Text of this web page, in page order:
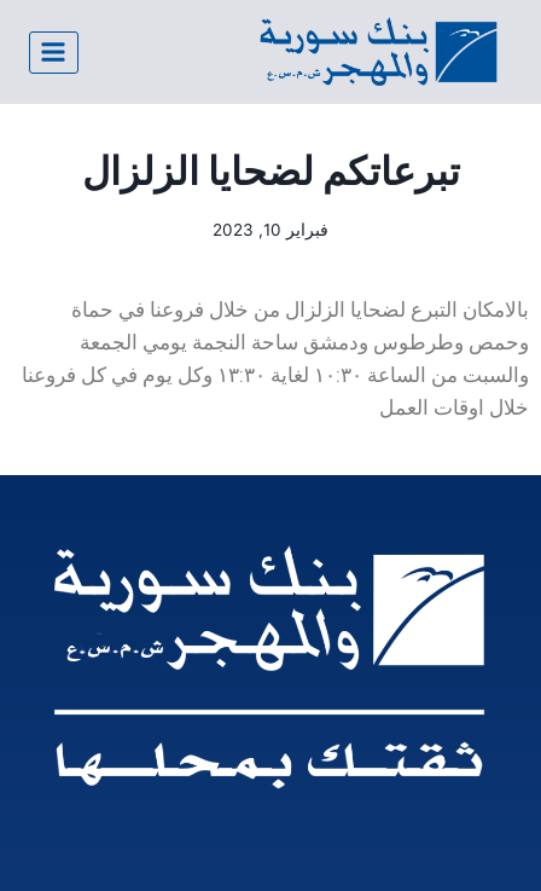
تبرعاتكم لضحايا الزلزال
فبراير 10, 2023
بالامكان التبرع لضحايا الزلزال من خلال فروعنا في حماة
وحمص وطرطوس ودمشق ساحة النجمة يومي الجمعة
والسبت من الساعة ١٠:٣٠ لغاية ١٣:٣٠ وكل يوم في كل فروعنا
خلال اوقات العمل